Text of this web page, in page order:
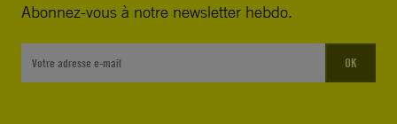
Abonnez-vous à notre newsletter hebdo.
OK